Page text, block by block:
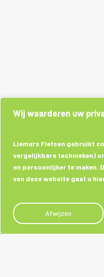
Wij waarderen uw
Liemers Fietsen gebruikt
vergelijkbare technieken)
en persoonlijker te maken.
van deze website gaat u
Afwijzen